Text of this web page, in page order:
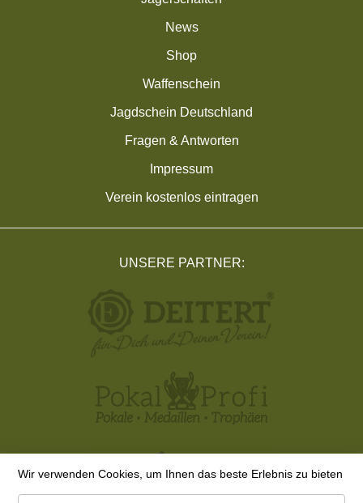
News
Shop
Waffenschein
Jagdschein Deutschland
Fragen & Antworten
Impressum
Verein kostenlos eintragen
UNSERE PARTNER:
Wir verwenden Cookies, um Ihnen das beste Erlebnis zu bieten